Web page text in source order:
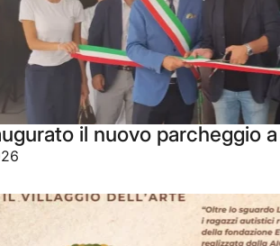
il nuovo parcheggio